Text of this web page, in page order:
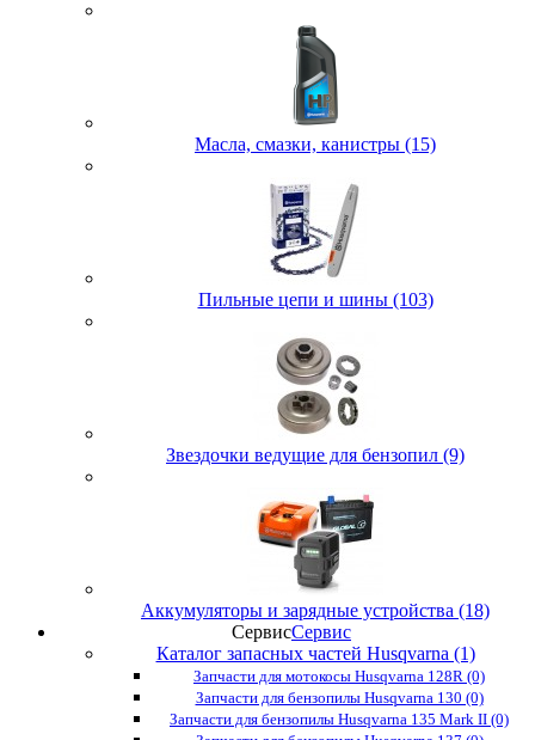
Масла, смазки, канистры (15)
Пильные цепи и шины (103)
Звездочки ведущие для бензопил (9)
Аккумуляторы и зарядные устройства (18)
СервисСервис
Каталог запасных частей Husqvarna (1)
Запчасти для мотокосы Husqvarna 128R (0)
Запчасти для бензопилы Husqvarna 130 (0)
Запчасти для бензопилы Husqvarna 135 Mark II (0)